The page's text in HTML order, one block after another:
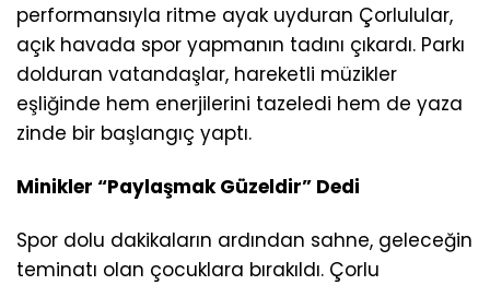
performansıyla ritme ayak uyduran Çorlulular,
açık havada spor yapmanın tadını çıkardı. Parkı
dolduran vatandaşlar, hareketli müzikler
eşliğinde hem enerjilerini tazeledi hem de yaza
zinde bir başlangıç yaptı.
Minikler “Paylaşmak Güzeldir” Dedi
Spor dolu dakikaların ardından sahne, geleceğin
teminatı olan çocuklara bırakıldı. Çorlu